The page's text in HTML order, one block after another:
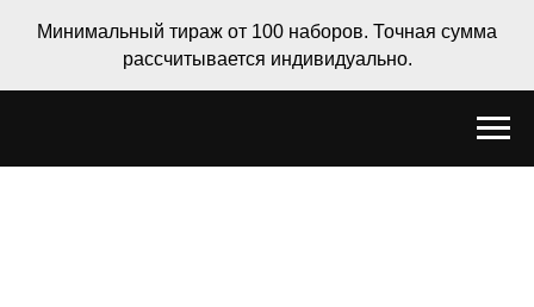
Минимальный тираж от 100 наборов. Точная сумма
рассчитывается индивидуально.